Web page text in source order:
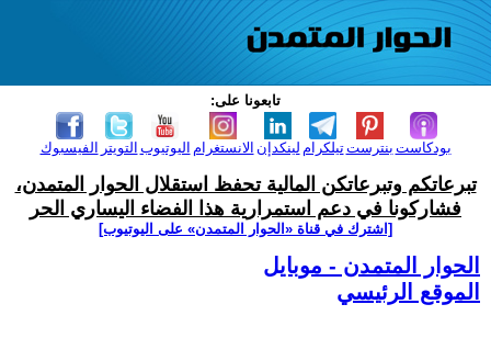
تابعونا على:
الفيسبوك التويتر اليوتيوب الانستغرام لينكدإن تيلكرامبنترست بودكاست
تبرعاتكم وتبرعاتكن المالية تحفظ استقلال الحوار المتمدن،
فشاركونا في دعم استمرارية هذا الفضاء اليساري الحر
[اشترك في قناة ‫«الحوار المتمدن» على اليوتيوب]
الحوار المتمدن - موبايل
الموقع الرئيسي